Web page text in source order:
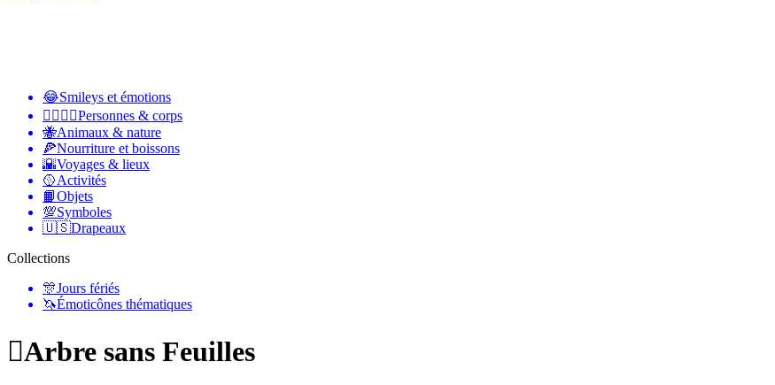
😂Smileys et émotions
👩‍❤️‍💋‍👨Personnes & corps
🐝Animaux & nature
🍕Nourriture et boissons
🌇Voyages & lieux
🥎Activités
📙Objets
💯Symboles
🇺🇸Drapeaux
Collections
🎊Jours fériés
🦄Émoticônes thématiques
🪾Arbre sans Feuilles